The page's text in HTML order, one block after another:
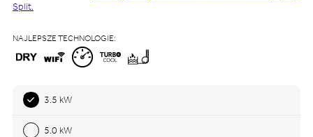
Split.
NAJLEPSZE TECHNOLOGIE:
3.5 kW
5.0 kW